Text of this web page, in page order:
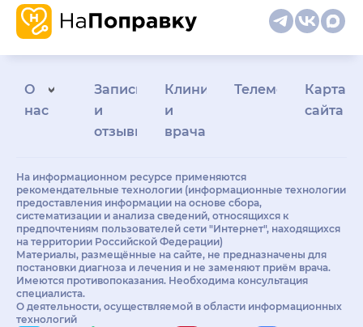
О
нас
Запись
и
отзывы
Клиникам
и
врачам
Телемедицина
Карта
сайта
На информационном ресурсе применяются
рекомендательные технологии (информационные технологии
предоставления информации на основе сбора,
систематизации и анализа сведений, относящихся к
предпочтениям пользователей сети "Интернет", находящихся
на территории Российской Федерации)
Материалы, размещённые на сайте, не предназначены для
постановки диагноза и лечения и не заменяют приём врача.
Имеются противопоказания. Необходима консультация
специалиста.
О деятельности, осуществляемой в области информационных
технологий